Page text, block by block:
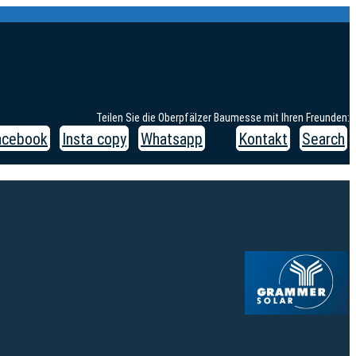
Teilen Sie die Oberpfälzer Baumesse mit Ihren Freunden:
Insta copy Whatsapp Kontakt Search